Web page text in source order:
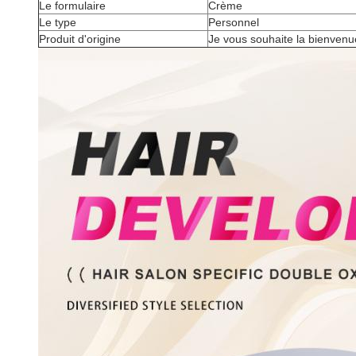
Le formulaire
Crème
Le type
Personnel
Produit d'origine
Je vous souhaite la